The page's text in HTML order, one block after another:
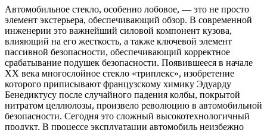
Автомобильное стекло, особенно лобовое, — это не просто
элемент экстерьера, обеспечивающий обзор. В современной
инженерии это важнейший силовой компонент кузова,
влияющий на его жесткость, а также ключевой элемент
пассивной безопасности, обеспечивающий корректное
срабатывание подушек безопасности. Появившееся в начале
XX века многослойное стекло «триплекс», изобретение
которого приписывают французскому химику Эдуарду
Бенедиктусу после случайного падения колбы, покрытой
нитратом целлюлозы, произвело революцию в автомобильной
безопасности. Сегодня это сложный высокотехнологичный
продукт. В процессе эксплуатации автомобиль неизбежно